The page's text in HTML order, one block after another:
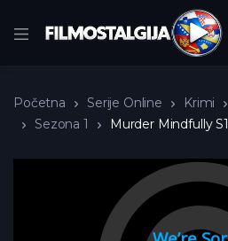
Početna Serije Online Krimi
Sezona 1
Murder Mindfully